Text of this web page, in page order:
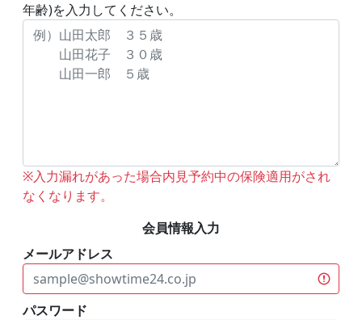
年齢)を入力してください。
※入力漏れがあった場合内見予約中の保険適用がされ
なくなります。
会員情報入力
メールアドレス
パスワード